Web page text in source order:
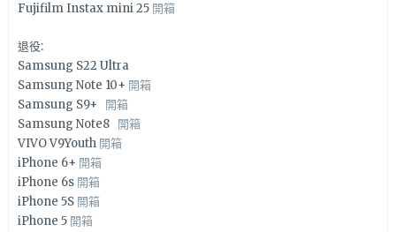
Fujifilm Instax mini 25 開箱
退役:
Samsung S22 Ultra
Samsung Note 10+ 開箱
Samsung S9+ 開箱
Samsung Note8 開箱
VIVO V9Youth 開箱
iPhone 6+ 開箱
iPhone 6s 開箱
iPhone 5S 開箱
iPhone 5 開箱